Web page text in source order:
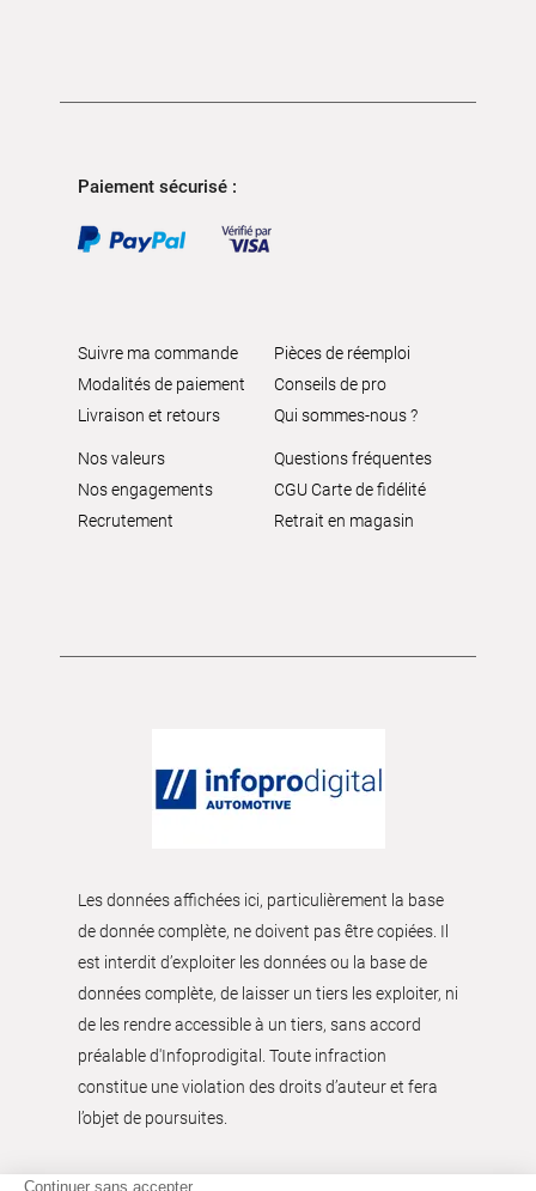
Paiement sécurisé :
Suivre ma commande
Modalités de paiement
Livraison et retours
Pièces de réemploi
Conseils de pro
Qui sommes-nous ?
Nos valeurs
Nos engagements
Recrutement
Questions fréquentes
CGU Carte de fidélité
Retrait en magasin
Les données affichées ici, particulièrement la base
de donnée complète, ne doivent pas être copiées. Il
est interdit d’exploiter les données ou la base de
données complète, de laisser un tiers les exploiter, ni
de les rendre accessible à un tiers, sans accord
préalable d'Infoprodigital. Toute infraction
constitue une violation des droits d’auteur et fera
l’objet de poursuites.